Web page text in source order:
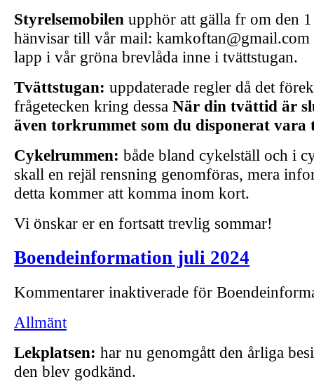
Styrelsemobilen upphör att gälla fr om den
hänvisar till vår mail: kamkoftan@gmail.com
lapp i vår gröna brevlåda inne i tvättstugan.
Tvättstugan: uppdaterade regler då det
frågetecken kring dessa När din tvättid är
även torkrummet som du disponerat vara
Cykelrummen: både bland cykelställ och i
skall en rejäl rensning genomföras, mera
detta kommer att komma inom kort.
Vi önskar er en fortsatt trevlig sommar!
Boendeinformation juli 2024
Kommentarer inaktiverade för
Allmänt
Lekplatsen: har nu genomgått den årliga
den blev godkänd.